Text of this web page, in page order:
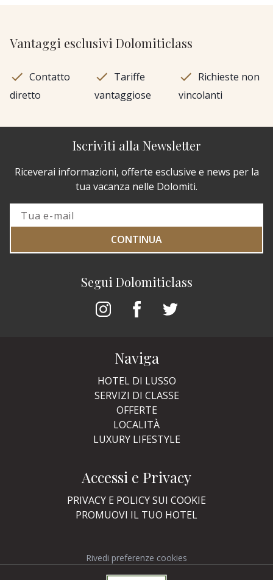
Vantaggi esclusivi Dolomiticlass
Contatto
diretto
Tariffe
vantaggiose
Richieste non
vincolanti
Segui Dolomiticlass
Iscriviti alla Newsletter
Riceverai informazioni, offerte esclusive e news per la
tua vacanza nelle Dolomiti.
CONTINUA
Naviga
HOTEL DI LUSSO
SERVIZI DI CLASSE
OFFERTE
LOCALITÀ
LUXURY LIFESTYLE
Accessi e Privacy
PRIVACY E POLICY SUI COOKIE
PROMUOVI IL TUO HOTEL
Rivedi preferenze cookies